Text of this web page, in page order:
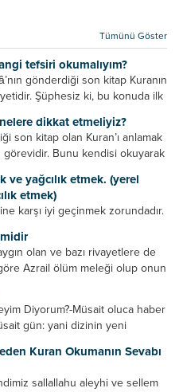
onun zulmünden kurtulur....
Tümünü Göster
tefsiri okumalıyım?
gönderdiği son kitap Kuranın
Şüphesiz ki, bu konuda ilk
efendimize soruyor. O da
tefsir ediyordu. “Biz sana...
dikkat etmeliyiz?
son kitap olan Kuran’ı anlamak
görevidir. Bunu kendisi okuyarak
Meal nedir? Arapça
ve yağcılık etmek. (yerel
etmek)
karşı iyi geçinmek zorundadır.
gücü, maddi güç, fiziki güç)
Normal şartlarda elinde
olan ve bazı rivayetlere de
göre Azrail ölüm meleği olup onun
anda binlerce insanın
Diyorum?-Müsait oluca haber
gün: yani dizinin yeni
Virdi HAFTALIK VİRD Pazartesi
var?20:00 Star TV –...
Kuran Okumanın Sevabı
sallallahu aleyhi ve sellem